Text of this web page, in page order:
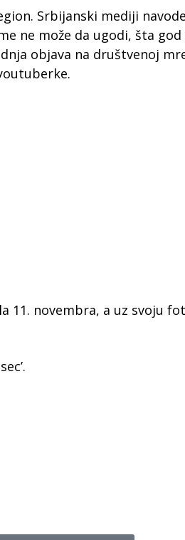
Srbijanski mediji
ne može da ugodi, šta
objava na društvenoj
11. novembra, a uz svoju